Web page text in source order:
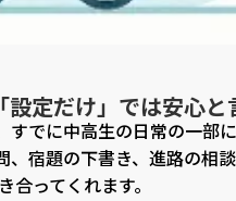
設定だけ」では安心と
すでに中高生の日常の一部に
、宿題の下書き、進路の相
合ってくれます。